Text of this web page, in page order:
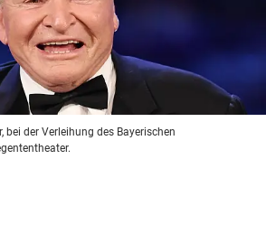
bei der Verleihung des Bayerischen